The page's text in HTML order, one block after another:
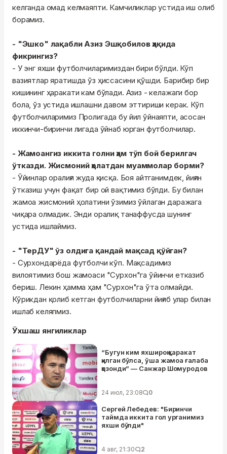
келганда омад келмаяпти. Камчиликлар устида иш олиб
борамиз.
- "Эшко" лақабли Азиз Эшқобилов ҳақида
фикрингиз?
- У энг яхши футболчиларимиздан бири бўлди. Кўп
вазиятлар яратишда ўз ҳиссасини қўшди. Барибир бир
кишининг ҳаракати кам бўлади. Азиз - келажаги бор
бола, ўз устида ишлашни давом эттириши керак. Кўп
футболчиларимиз Пролигада бу йил ўйнаяпти, асосан
иккинчи-биринчи лигада ўйнаб юрган футболчилар.
- Жамоангиз иккита голни ҳам тўп бой берилгач
ўтказди. Жисмоний ҳолатдан муаммолар борми?
- Ўйинлар оралиғи жуда қисқа. Боя айтганимдек, йиғин
ўтказиш учун фақат бир ой вақтимиз бўлди. Бу билан
жамоа жисмоний ҳолатини ўзимиз ўйлаган даражага
чиқара олмадик. Энди оралиқ танаффусда шунинг
устида ишлаймиз.
- "ТерДУ" ўз олдига қандай мақсад қўйган?
- Сурхондарёда футболчи кўп. Мақсадимиз
вилоятимиз бош жамоаси "Сурхон"га ўйинчи етказиб
бериш. Лекин ҳамма ҳам "Сурхон"га ўта олмайди.
Кўрикдан қолиб кетган футболчиларни йиғиб улар билан
ишлаб келяпмиз.
Ўхшаш янгиликлар
“Бугун ким яхшироқ ҳаракат
қилган бўлса, ўша жамоа ғалаба
қозонди” — Санжар Шомуродов
24 июл, 23:08 0
Сергей Лебедев: "Биринчи
таймда иккита гол урганимиз
яхши бўлди"
4 авг, 21:30 2